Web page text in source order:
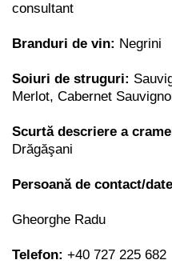
consultant
Branduri de vin: Negrini
Soiuri de struguri:
Merlot, Cabernet
Scurtă descriere a
Drăgăşani
Persoană de contact/
Gheorghe Radu
Telefon: +40 727 225 682